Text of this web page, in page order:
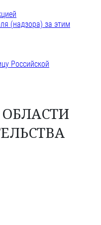
(надзора) за этим
Российской